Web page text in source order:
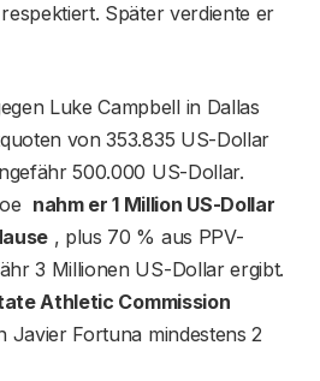
Später verdiente er
Luke Campbell in Dallas
von 353.835 US-Dollar
500.000 US-Dollar.
nahm er 1 Million US-Dollar
, plus 70 % aus PPV-
3 Millionen US-Dollar ergibt.
Athletic Commission
Javier Fortuna mindestens 2